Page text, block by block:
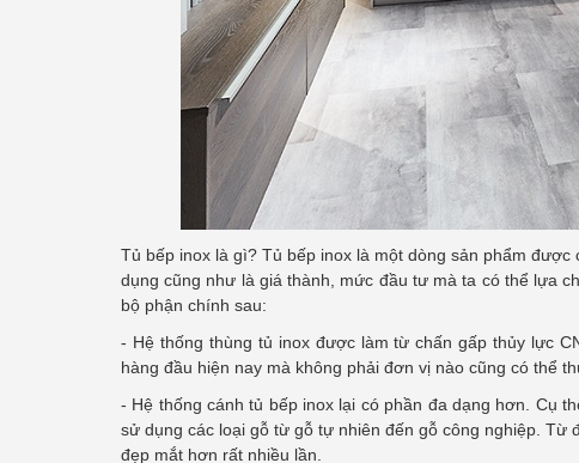
Tủ bếp inox là gì? Tủ bếp inox là một dòng sản phẩm
dụng cũng như là giá thành, mức đầu tư mà ta có thể lựa
bộ phận chính sau:
- Hệ thống thùng tủ inox được làm từ chấn gấp thủy lực
hàng đầu hiện nay mà không phải đơn vị nào cũng có thể
- Hệ thống cánh tủ bếp inox lại có phần đa dạng hơn. Cụ
sử dụng các loại gỗ từ gỗ tự nhiên đến gỗ công nghiệp.
đẹp mắt hơn rất nhiều lần.